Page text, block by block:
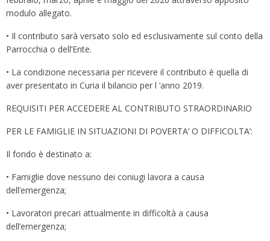
modulo allegato.
• Il contributo sarà versato solo ed esclusivamente sul conto della
Parrocchia o dell’Ente.
• La condizione necessaria per ricevere il contributo è quella di
aver presentato in Curia il bilancio per l ‘anno 2019.
REQUISITI PER ACCEDERE AL CONTRIBUTO STRAORDINARIO
PER LE FAMIGLIE IN SITUAZIONI DI POVERTA’ O DIFFICOLTA’:
Il fondo è destinato a:
• Famiglie dove nessuno dei coniugi lavora a causa
dell’emergenza;
• Lavoratori precari attualmente in difficoltà a causa
dell’emergenza;